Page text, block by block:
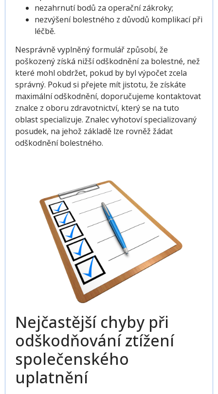
nezahrnutí bodů za operační zákroky;
nezvýšení bolestného z důvodů komplikací při
léčbě.
Nesprávně vyplněný formulář způsobí, že
poškozený získá nižší odškodnění za bolestné, než
které mohl obdržet, pokud by byl výpočet zcela
správný. Pokud si přejete mít jistotu, že získáte
maximální odškodnění, doporučujeme kontaktovat
znalce z oboru zdravotnictví, který se na tuto
oblast specializuje. Znalec vyhotoví specializovaný
posudek, na jehož základě lze rovněž žádat
odškodnění bolestného.
Nejčastější chyby při
odškodňování ztížení
společenského
uplatnění